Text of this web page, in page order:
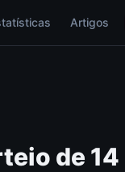
Artigos
de 14